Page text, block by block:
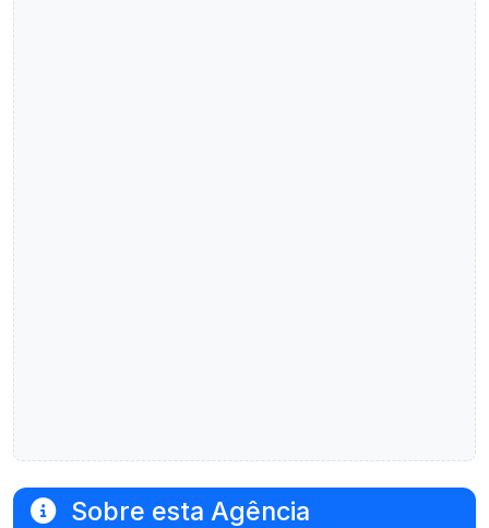
Sobre esta Agência